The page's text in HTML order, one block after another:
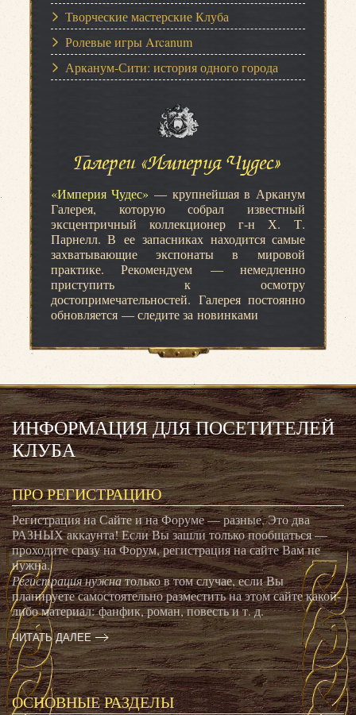
Творческие мастерские Клуба
Ролевые игры Arcanum
Арканум-Сити: история одного города
Галереи «Империя Чудес»
«Империя Чудес» —крупнейшая в Арканум
Галерея, которую собрал известный
эксцентричный коллекционер г-н Х. Т.
Парнелл. В ее запасниках находится самые
захватывающие экспонаты в мировой
практике. Рекомендуем — немедленно
приступить к осмотру
достопримечательностей. Галерея постоянно
обновляется — следите за новинками
ИНФОРМАЦИЯ ДЛЯ ПОСЕТИТЕЛЕЙ
КЛУБА
ПРО РЕГИСТРАЦИЮ
Регистрация на Сайте и на Форуме — разные. Это два
РАЗНЫХ аккаунта! Если Вы зашли только пообщаться —
проходите сразу на Форум, регистрация на сайте Вам не
нужна.
Регистрация нужнатолько в том случае, если Вы
планируете самостоятельно разместить на этом сайте какой-
либо материал: фанфик, роман, повесть и т. д.
ЧИТАТЬ ДАЛЕЕ
ОСНОВНЫЕ РАЗДЕЛЫ